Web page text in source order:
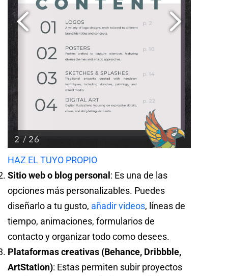
HAZ EL TUYO PROPIO
Sitio web o blog personal: Es una de las
opciones más personalizables. Puedes
diseñarlo a tu gusto, añadir videos, líneas de
tiempo, animaciones, formularios de
contacto y organizar todo como desees.
Plataformas creativas (Behance, Dribbble,
ArtStation): Estas permiten subir proyectos